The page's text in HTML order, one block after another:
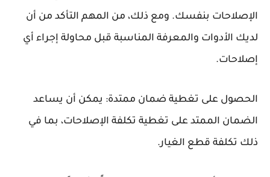
الإصلاحات بنفسك. ومع ذلك، من المهم التأكد من أن
لديك الأدوات والمعرفة المناسبة قبل محاولة إجراء أي
إصلاحات.
الحصول على تغطية ضمان ممتدة: يمكن أن يساعد
الضمان الممتد على تغطية تكلفة الإصلاحات، بما في
ذلك تكلفة قطع الغيار.